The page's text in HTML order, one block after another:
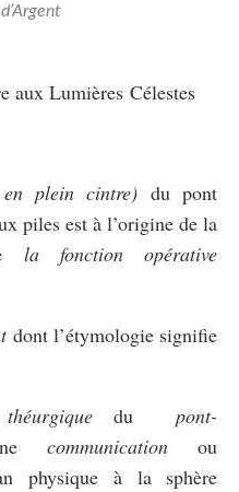
aux Lumières Célestes
plein cintre) du pont
piles est à l’origine de la
la fonction opérative
dont l’étymologie signifie
théurgiquedupont-
communication ou
physique à la sphère